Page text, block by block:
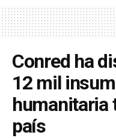
Conred ha
12 mil
humanitaria
país